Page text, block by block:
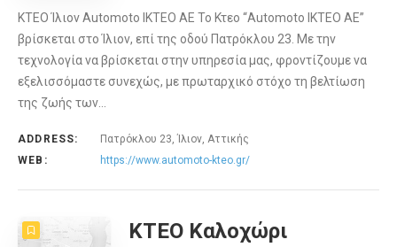
ΚΤΕΟ Ίλιον Automoto ΙΚΤΕΟ ΑΕ Το Κτεο “Automoto ΙΚΤΕΟ ΑΕ”
βρίσκεται στο Ίλιον, επί της οδού Πατρόκλου 23. Με την
τεχνολογία να βρίσκεται στην υπηρεσία μας, φροντίζουμε να
εξελισσόμαστε συνεχώς, με πρωταρχικό στόχο τη βελτίωση
της ζωής των…
ADDRESS:
Πατρόκλου 23, Ίλιον, Αττικής
WEB:
https://www.automoto-kteo.gr/
KTEO Καλοχώρι